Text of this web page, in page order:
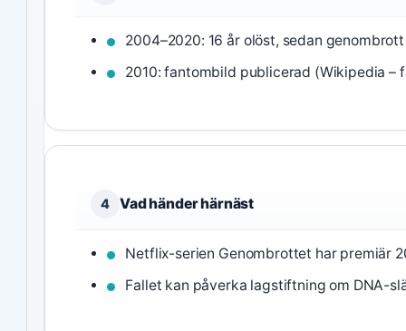
2004–2020: 16 år olöst, sedan
2010: fantombild publicerad (Wikipedia –
4 Vad händer härnäst
Netflix-serien Genombrottet har premiär
Fallet kan påverka lagstiftning om DNA-